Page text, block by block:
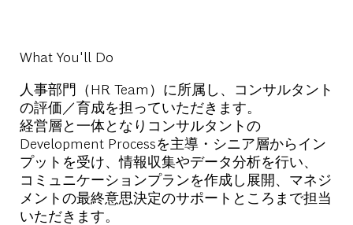
What You'll Do
人事部門（HR Team）に所属し、コンサルタント
の評価／育成を担っていただきます。
経営層と一体となりコンサルタントの
Development Processを主導・シニア層からイン
プットを受け、情報収集やデータ分析を行い、
コミュニケーションプランを作成し展開、マネジ
メントの最終意思決定のサポートところまで担当
いただきます。